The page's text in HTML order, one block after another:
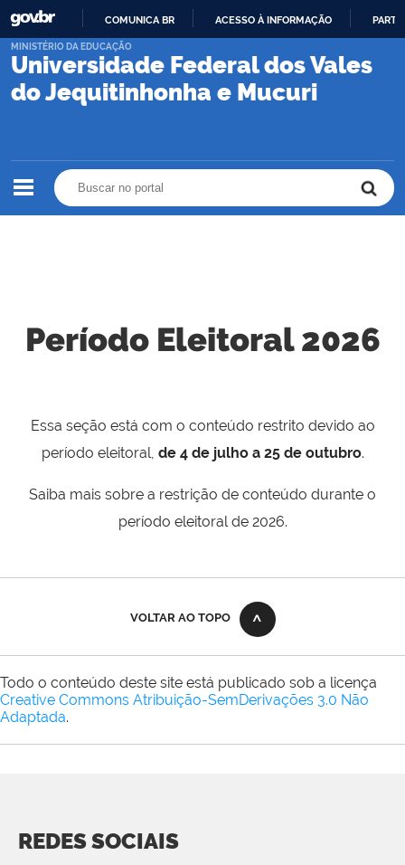
PARA
CONTEÚDO
COMUNICA BR ACESSO À INFORMAÇÃO
Universidade Federal dos Vales
do Jequitinhonha e Mucuri
MINISTÉRIO DA EDUCAÇÃO
Período Eleitoral 2026
Essa seção está com o conteúdo restrito devido ao
período eleitoral, de 4 de julho a 25 de outubro.
Saiba mais sobre a restrição de conteúdo durante o
período eleitoral de 2026.
VOLTAR AO TOPO
Todo o conteúdo deste site está publicado sob a licença
Creative Commons Atribuição-SemDerivações 3.0 Não
Adaptada.
REDES SOCIAIS